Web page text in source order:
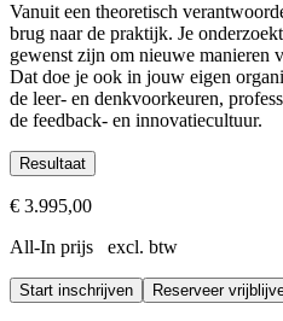
Vanuit een theoretisch
brug naar de praktijk. Je
gewenst zijn om nieuwe manieren
Dat doe je ook in jouw eigen
de leer- en denkvoorkeuren,
de feedback- en innovatiecultuur.
Resultaat
Je kijkt door een andere bril
Je kent meerdere vormen
Je kunt ook bestaande
€ 3.995,00
All-In prijs excl. btw
Start inschrijven Reserveer